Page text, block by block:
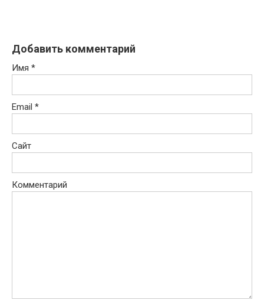
Добавить комментарий
Имя *
Email *
Сайт
Комментарий